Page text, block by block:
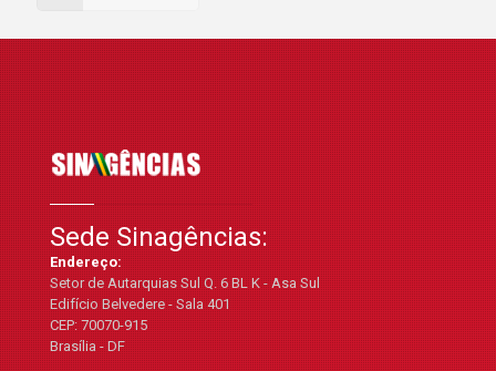
Sede Sinagências:
Endereço:
Setor de Autarquias Sul Q. 6 BL K - Asa Sul
Edifício Belvedere - Sala 401
CEP: 70070-915
Brasília - DF